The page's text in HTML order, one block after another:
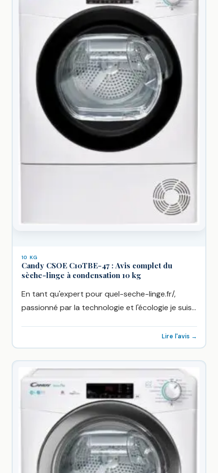
10 KG
Candy CSOE C10TBE-47 : Avis complet du
sèche-linge à condensation 10 kg
En tant qu'expert pour quel-seche-linge.fr/,
passionné par la technologie et l'écologie je suis
Lire l'avis →